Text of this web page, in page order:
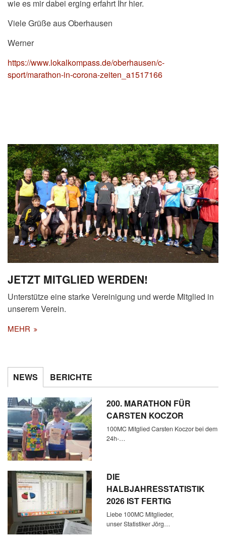
wie es mir dabei erging erfahrt Ihr hier.
Viele Grüße aus Oberhausen
Werner
https://www.lokalkompass.de/oberhausen/c-
sport/marathon-in-corona-zeiten_a1517166
JETZT MITGLIED WERDEN!
Unterstütze eine starke Vereinigung und werde Mitglied in
unserem Verein.
MEHR
NEWS BERICHTE
200. MARATHON FÜR
CARSTEN KOCZOR
100MC Mitglied Carsten Koczor bei dem
24h-…
DIE
HALBJAHRESSTATISTIK
2026 IST FERTIG
Liebe 100MC Mitglieder,
unser Statistiker Jörg…